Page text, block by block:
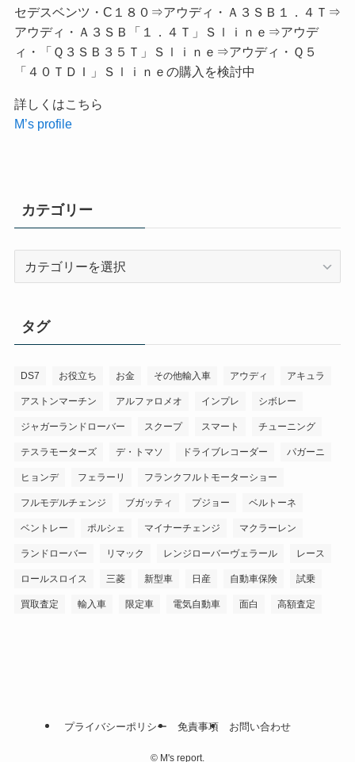
セデスベンツ・C１８０⇒アウディ・Ａ３ＳＢ１．４Ｔ⇒
アウディ・Ａ３ＳＢ「１．４Ｔ」Ｓｌｉｎｅ⇒アウデ
ィ・「Ｑ３ＳＢ３５Ｔ」Ｓｌｉｎｅ⇒アウディ・Ｑ５
「４０ＴＤＩ」Ｓｌｉｎｅの購入を検討中
詳しくはこちら
M’s profile
カテゴリー
ー
タグ
DS7 お役立ち お金 その他輸入車 アウディ アキュラ
アストンマーチン アルファロメオ インプレ シボレー
ジャガーランドローバー スクープ スマート チューニング
テスラモーターズ デ・トマソ ドライブレコーダー パガーニ
ヒョンデ フェラーリ フランクフルトモーターショー
フルモデルチェンジ ブガッティ プジョー ベルトーネ
ベントレー ポルシェ マイナーチェンジ マクラーレン
ランドローバー リマック レンジローバーヴェラール レース
ロールスロイス 三菱 新型車 日産 自動車保険 試乗
買取査定 輸入車 限定車 電気自動車 面白 高額査定
プライバシーポリシー 免責事項 お問い合わせ
© M's report.